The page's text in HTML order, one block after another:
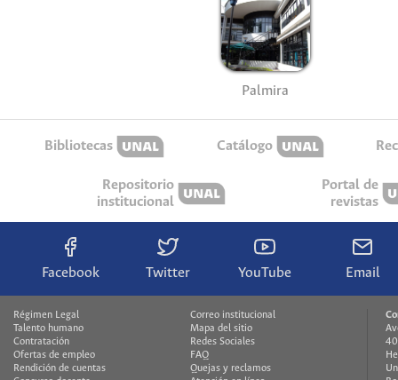
Palmira
Bibliotecas Catálogo
Repositorio
institucional
Portal de
revistas
Facebook Twitter YouTube Email
Régimen Legal
Talento humano
Contratación
Ofertas de empleo
Rendición de cuentas
Correo institucional
Mapa del sitio
Redes Sociales
FAQ
Quejas y reclamos